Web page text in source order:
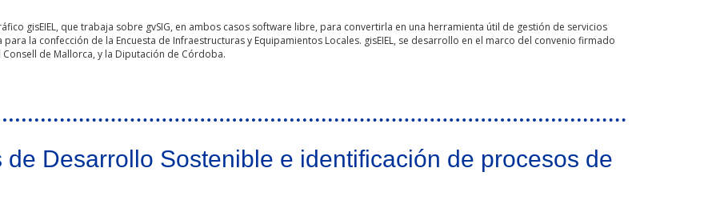
gisEIEL, que trabaja sobre gvSIG, en ambos casos software libre, para convertirla en una herramienta útil de gestión de servicios
la confección de la Encuesta de Infraestructuras y Equipamientos Locales. gisEIEL, se desarrollo en el marco del convenio firmado
de Mallorca, y la Diputación de Córdoba.
Desarrollo Sostenible e identificación de procesos de